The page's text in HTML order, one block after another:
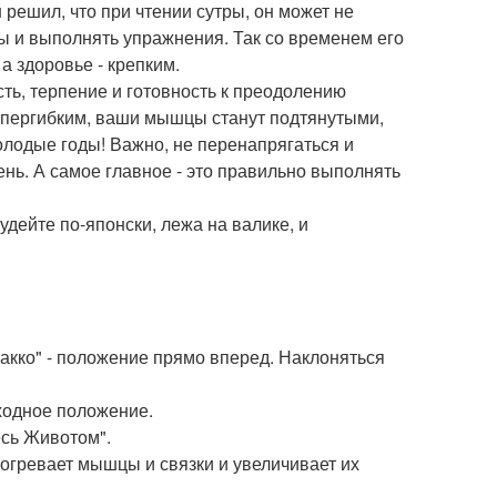
что при чтении сутры, он может не
и выполнять упражнения. Так со временем его
здоровье - крепким.
терпение и готовность к преодолению
ваши мышцы станут подтянутыми,
годы! Важно, не перенапрягаться и
А самое главное - это правильно выполнять
по-японски, лежа на валике, и
- положение прямо вперед. Наклоняться
положение.
Животом".
мышцы и связки и увеличивает их